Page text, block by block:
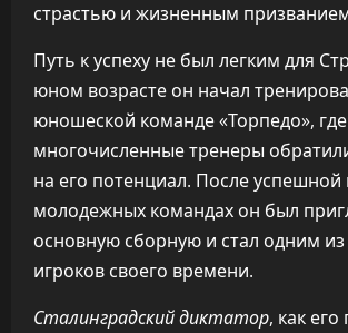
страстью и жизненным
Путь к успеху не был легким для
юном возрасте он начал
юношеской команде «Торпедо», где
многочисленные тренеры
на его потенциал. После успешной
молодежных командах он был
основную сборную и стал одним
игроков своего времени.
Сталинградский диктатор, как